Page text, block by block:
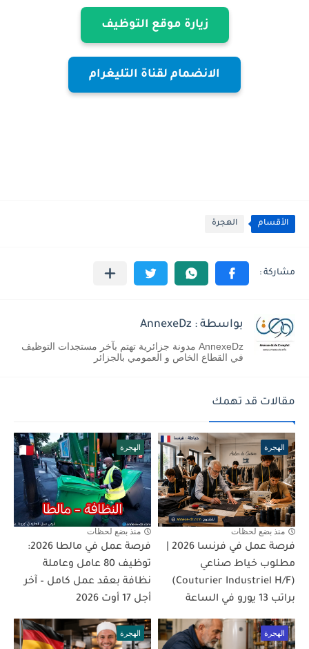
زيارة موقع التوظيف
الانضمام لقناة التليغرام
الأقسام الهجرة
بواسطة : AnnexeDz
AnnexeDz مدونة جزائرية تهتم بآخر مستجدات التوظيف
في القطاع الخاص و العمومي بالجزائر
مقالات قد تهمك
الهجرة
منذ بضع لحظات
مطلوب خياط صناعي
(Couturier Industriel H/F)
براتب 13 يورو في الساعة
الهجرة
منذ بضع لحظات
فرصة عمل في مالطا 2026:
توظيف 80 عامل وعاملة
نظافة بعقد عمل كامل – آخر
أجل 17 أوت 2026
الهجرة الهجرة